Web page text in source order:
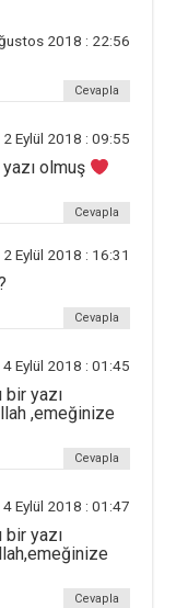
2018 : 22:56
Cevapla
2 Eylül 2018 : 09:55
olmuş
Cevapla
2 Eylül 2018 : 16:31
Cevapla
4 Eylül 2018 : 01:45
bir yazı
,emeğinize
Cevapla
4 Eylül 2018 : 01:47
bir yazı
Cevapla